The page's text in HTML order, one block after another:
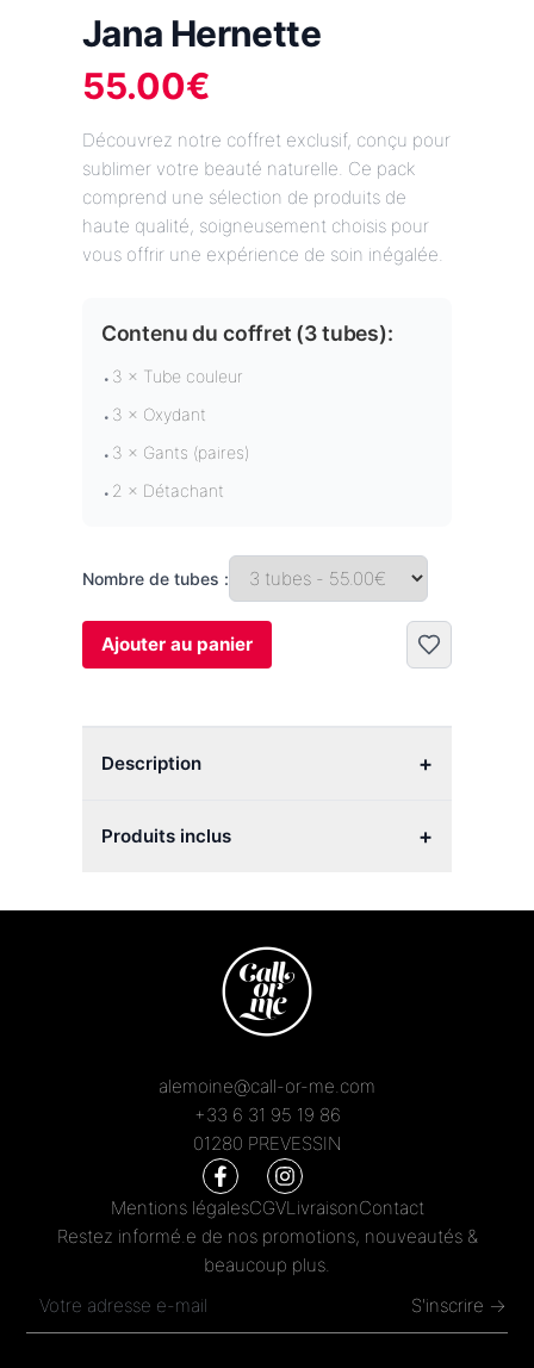
Jana Hernette
55.00€
Découvrez notre coffret exclusif, conçu pour
sublimer votre beauté naturelle. Ce pack
comprend une sélection de produits de
haute qualité, soigneusement choisis pour
vous offrir une expérience de soin inégalée.
Contenu du coffret (3 tubes):
• 3 × Tube couleur
• 3 × Oxydant
• 3 × Gants (paires)
• 2 × Détachant
Nombre de tubes :
Ajouter au panier
Description +
Produits inclus +
alemoine@call-or-me.com
+33 6 31 95 19 86
01280 PREVESSIN
Mentions légalesCGVLivraisonContact
Restez informé.e de nos promotions, nouveautés &
beaucoup plus.
S'inscrire →